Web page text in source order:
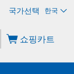
한국
쇼핑카트